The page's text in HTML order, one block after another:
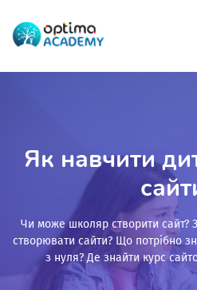
Як навчити
Чи може школяр створити сайт?
створювати сайти? Що потрібно
з нуля? Де знайти курс